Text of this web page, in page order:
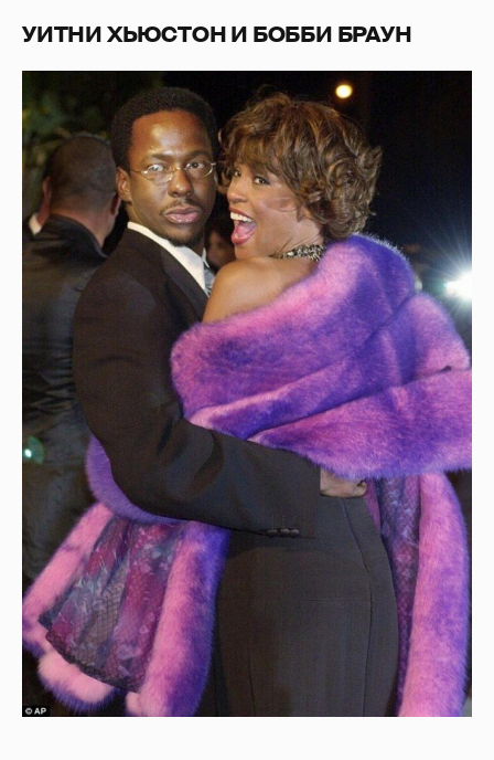
УИТНИ ХЬЮСТОН И БОББИ БРАУН